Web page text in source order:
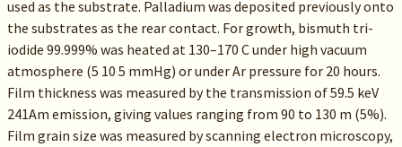
used as the substrate. Palladium was deposited previously onto
the substrates as the rear contact. For growth, bismuth tri-
iodide 99.999% was heated at 130–170 C under high vacuum
atmosphere (5 10 5 mmHg) or under Ar pressure for 20 hours.
Film thickness was measured by the transmission of 59.5 keV
241Am emission, giving values ranging from 90 to 130 m (5%).
Film grain size was measured by scanning electron microscopy,